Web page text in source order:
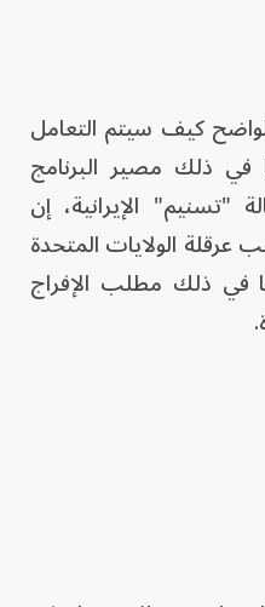
كيف سيتم التعامل
في ذلك مصير البرنامج
"تسنيم" الإيرانية، إن
عرقلة الولايات المتحدة
في ذلك مطلب الإفراج